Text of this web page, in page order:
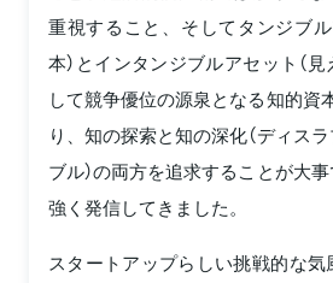
重視すること、そしてタンジブ
本）とインタンジブルアセット（
して競争優位の源泉となる知的資
り、知の探索と知の深化（ディス
ブル）の両方を追求することが大
強く発信してきました。
スタートアップらしい挑戦的な